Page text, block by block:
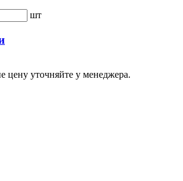
шт
цену уточняйте у менеджера.